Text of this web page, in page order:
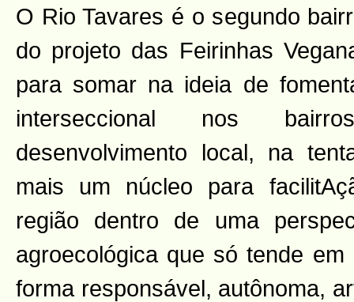
O Rio Tavares é o segundo
do projeto das Feirinhas
para somar na ideia de
interseccional nos
desenvolvimento local, na
mais um núcleo para
região dentro de uma
agroecológica que só tende
forma responsável, autônoma,